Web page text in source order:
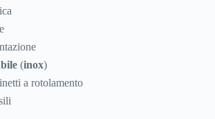
(inox)
a rotolamento